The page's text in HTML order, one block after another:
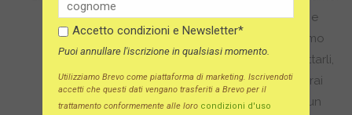
Tutte le nostre spedizioni sono inviate in pacchi e
riempitivi di recupero, che a nostra volta riceviamo
dai fornitori. Fai anche tu la stessa cosa, non buttarli,
conservali in modo da usarli ogni volta che dovrai
spedire qualcosa (ad esempio con Vinted, con un
Accetto condizioni e Newsletter*
Puoi annullare l'iscrizione in qualsiasi momento.
Utilizziamo Brevo come piattaforma di marketing. Iscrivendoti
accetti che questi dati vengano trasferiti a Brevo per il
trattamento conformemente alle loro condizioni d'uso